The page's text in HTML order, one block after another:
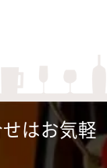
はお気軽